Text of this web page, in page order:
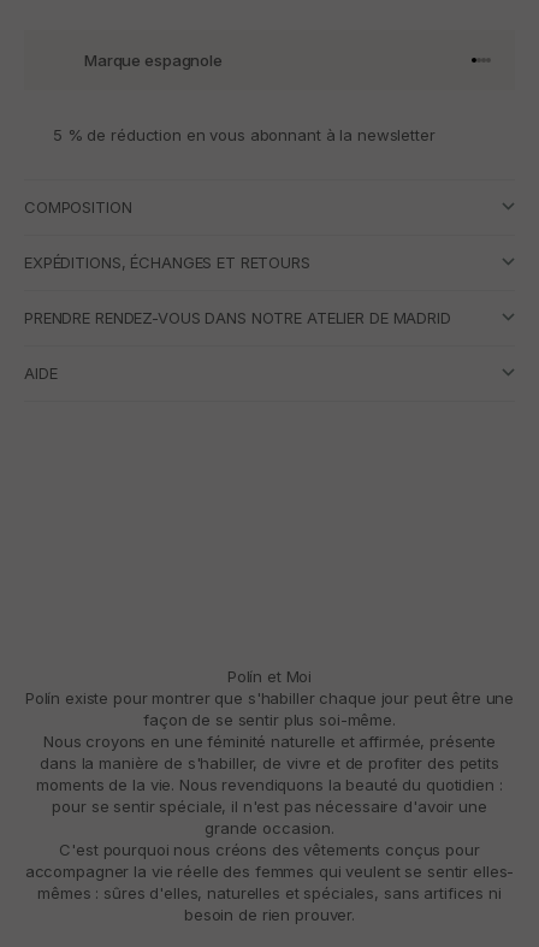
Marque espagnole Aller à
Aller à
Aller à
Aller
5 % de réduction en vous abonnant à la newsletter
COMPOSITION
EXPÉDITIONS, ÉCHANGES ET RETOURS
PRENDRE RENDEZ-VOUS DANS NOTRE ATELIER DE MADRID
AIDE
Polín et Moi
Polín existe pour montrer que s'habiller chaque jour peut être une
façon de se sentir plus soi-même.
Nous croyons en une féminité naturelle et affirmée, présente
dans la manière de s'habiller, de vivre et de profiter des petits
moments de la vie. Nous revendiquons la beauté du quotidien :
pour se sentir spéciale, il n'est pas nécessaire d'avoir une
grande occasion.
C'est pourquoi nous créons des vêtements conçus pour
accompagner la vie réelle des femmes qui veulent se sentir elles-
mêmes : sûres d'elles, naturelles et spéciales, sans artifices ni
besoin de rien prouver.